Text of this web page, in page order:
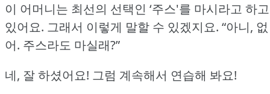
이 어머니는 최선의 선택인 ‘주스'를 마시라고 하고
있어요. 그래서 이렇게 말할 수 있겠지요. “아니, 없
어. 주스라도 마실래?”
네, 잘 하셨어요! 그럼 계속해서 연습해 봐요!